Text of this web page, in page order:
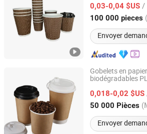
0,03-0,04 $US /
100 000 pieces
Envoyer
Anhui, China Depuis 2024
Gobelets en
biodégradables
chaude,café
avec couvercle
0,018-0,02 $US
50 000 Pièces
Envoyer
Changzhou Bio Hotel Supplies Co., Ltd.
Jiangsu, China Depuis